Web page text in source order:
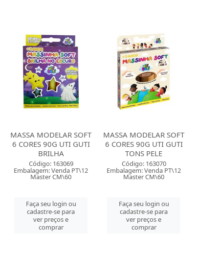
MASSA MODELAR SOFT
6 CORES 90G UTI GUTI
BRILHA
Código: 163069
Embalagem: Venda PT\12
Master CM\60
Faça seu login ou
cadastre-se para
ver preços e
comprar
MASSA MODELAR SOFT
6 CORES 90G UTI GUTI
TONS PELE
Código: 163070
Embalagem: Venda PT\12
Master CM\60
Faça seu login ou
cadastre-se para
ver preços e
comprar